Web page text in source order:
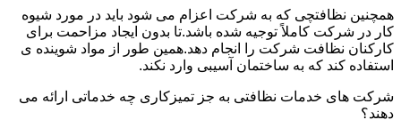
همچنین نظافتچی که به شرکت اعزام می شود باید در مورد شیوه
کار در شرکت کاملاً توجیه شده باشد.تا بدون ایجاد مزاحمت برای
کارکنان نظافت شرکت را انجام دهد.همین طور از مواد شوینده ی
استفاده کند که به ساختمان آسیبی وارد نکند.
شرکت های خدمات نظافتی به جز تمیزکاری چه خدماتی ارائه می
دهند؟